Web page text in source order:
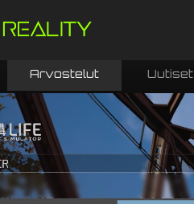
Arvostelut Uutiset